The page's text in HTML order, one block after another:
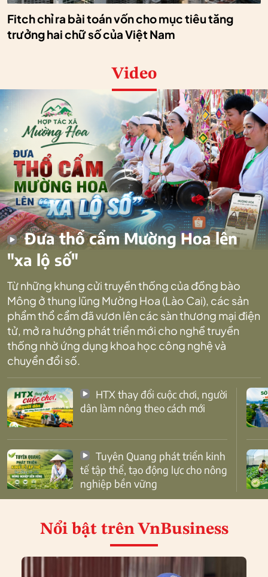
Fitch chỉ ra bài toán vốn cho mục tiêu tăng
trưởng hai chữ số của Việt Nam
Video
Đưa thổ cẩm Mường Hoa lên
"xa lộ số"
Từ những khung cửi truyền thống của đồng bào
Mông ở thung lũng Mường Hoa (Lào Cai), các sản
phẩm thổ cẩm đã vươn lên các sàn thương mại điện
tử, mở ra hướng phát triển mới cho nghề truyền
thống nhờ ứng dụng khoa học công nghệ và
chuyển đổi số.
dân làm nông theo cách mới
tế tập thể, tạo động lực cho nông
nghiệp bền vững
Nổi bật trên VnBusiness